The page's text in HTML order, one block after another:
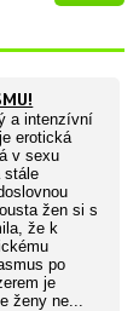
a intenzívní
erotická
v sexu
stále
žen si s
že k
po
je
ženy ne...